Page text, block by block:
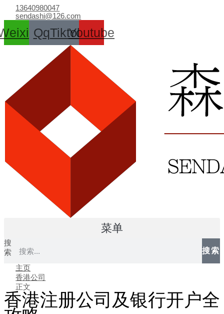
容
13640980047
sendashi@126.com
QqTiktokYoutube
菜单
搜
索
搜索
主页
香港公司
正文
香港注册公司及银行开户全